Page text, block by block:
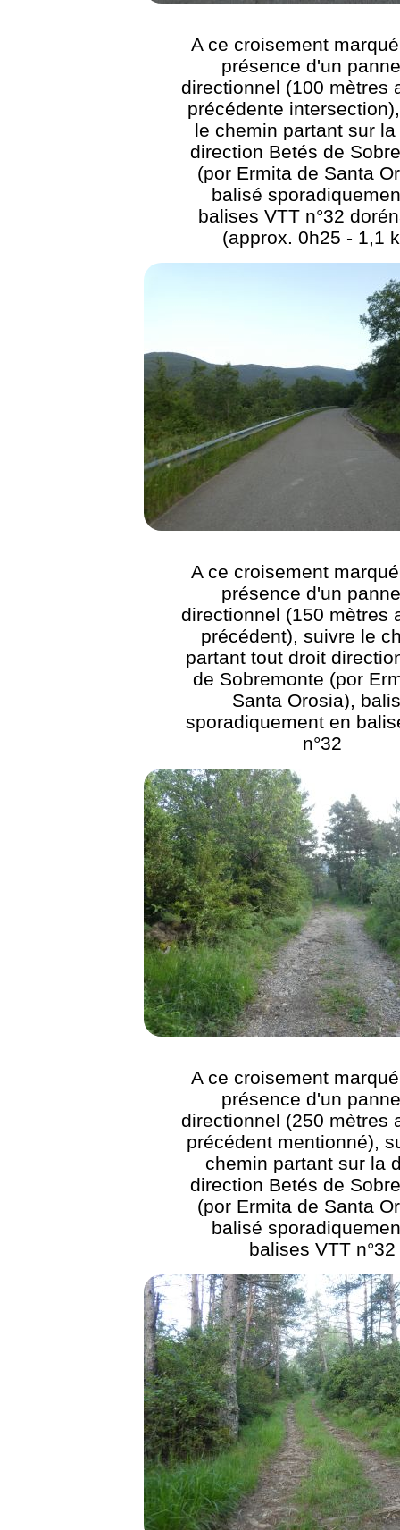
A ce croisement
présence d'un
directionnel (100 mètres
précédente
le chemin partant sur
direction Betés de
(por Ermita de Santa
balisé
balises VTT n°32
(approx. 0h25 - 1,1
A ce croisement
présence d'un
directionnel (150 mètres
précédent), suivre le
partant tout droit
de Sobremonte (por
Santa Orosia),
sporadiquement en
n°32
A ce croisement
présence d'un
directionnel (250 mètres
précédent mentionné),
chemin partant sur la
direction Betés de
(por Ermita de Santa
balisé
balises VTT n°32